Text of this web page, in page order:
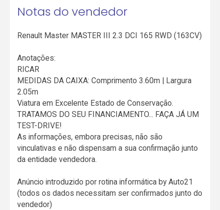
Notas do vendedor
Renault Master MASTER III 2.3 DCI 165 RWD (163CV)
Anotações:
RICAR
MEDIDAS DA CAIXA: Comprimento 3.60m | Largura
2.05m
Viatura em Excelente Estado de Conservação.
TRATAMOS DO SEU FINANCIAMENTO... FAÇA JÁ UM
TEST-DRIVE!
As informações, embora precisas, não são
vinculativas e não dispensam a sua confirmação junto
da entidade vendedora.
Anúncio introduzido por rotina informática by Auto21
(todos os dados necessitam ser confirmados junto do
vendedor)